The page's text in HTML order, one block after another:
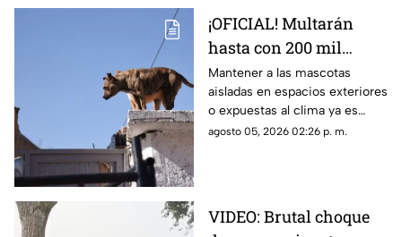
¡OFICIAL! Multarán
hasta con 200 mil
pesos a quienes
mantengan a perros y
gatos viviendo en
patios o azoteas
Mantener a las mascotas
aisladas en espacios exteriores
o expuestas al clima ya es
considerado una infracción
agosto 05, 2026 02:26 p. m.
VIDEO: Brutal choque